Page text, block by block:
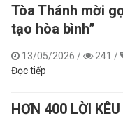
Tòa Thánh mời
tạo hòa bình”
13/05/2026 / 241 /
Đọc tiếp
HƠN 400 LỜI